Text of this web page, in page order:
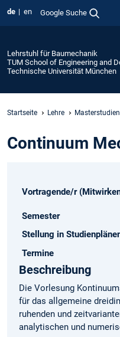
de en Google Suche
Lehrstuhl für Baumechanik
TUM School of Engineering and
Technische Universität München
Startseite Lehre
Continuum
Vortragende/r
Semester
Stellung in
Termine
Beschreibung
Die Vorlesung
für das allgemeine
ruhenden und
analytischen und